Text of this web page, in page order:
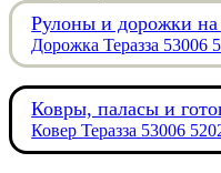
Рулоны и дорожки на
Дорожка Теразза 53006
Ковры, паласы и
Ковер Теразза 53006